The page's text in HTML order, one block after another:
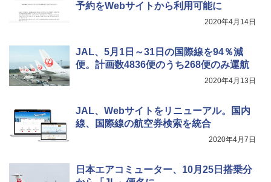
予約をWebサイトから利用可能に
2020年4月14日
JAL、5月1日～31日の国際線を94％減
便。計画数4836便のうち268便のみ運航
2020年4月13日
JAL、Webサイトをリニューアル。国内
線、国際線の航空券検索を統合
2020年4月7日
日本エアコミューター、10月25日搭乗分